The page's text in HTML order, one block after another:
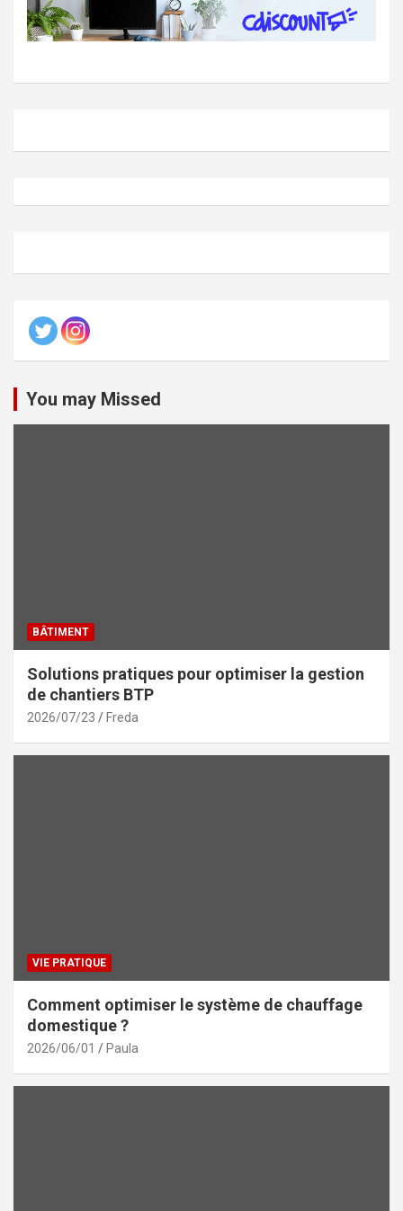
You may Missed
BÂTIMENT
Solutions pratiques pour optimiser la gestion
de chantiers BTP
2026/07/23 Freda
VIE PRATIQUE
Comment optimiser le système de chauffage
domestique ?
2026/06/01 Paula